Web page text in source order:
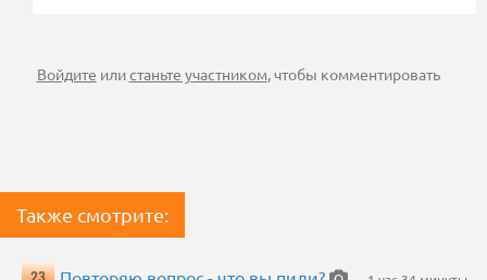
Войдите илистаньте участником, чтобы комментировать
Также смотрите: